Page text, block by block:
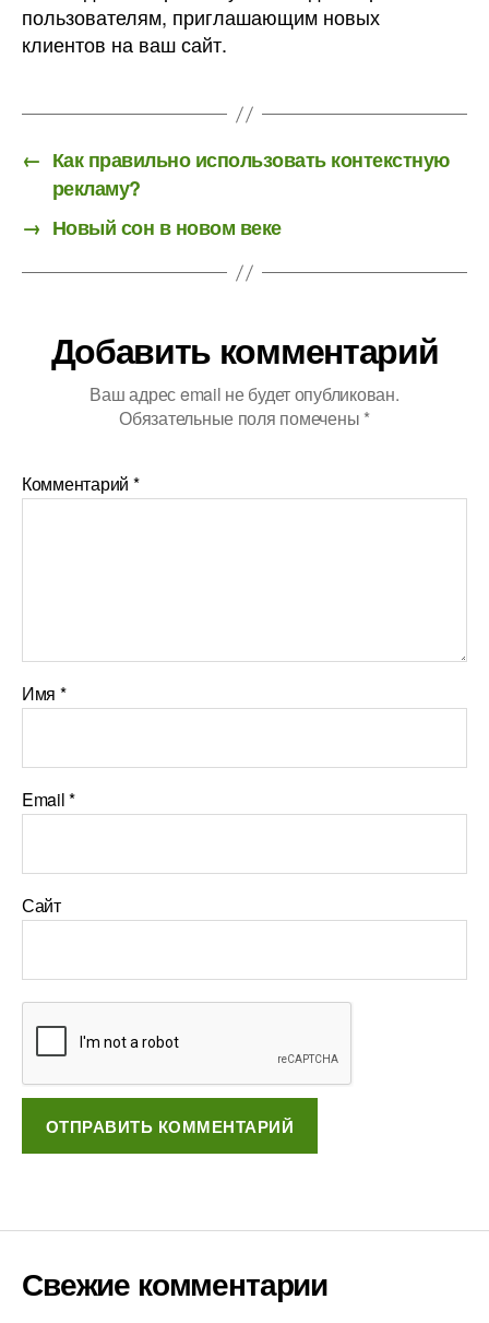
пользователям, приглашающим новых
клиентов на ваш сайт.
← Как правильно использовать контекстную
рекламу?
→ Новый сон в новом веке
Добавить комментарий
Ваш адрес email не будет опубликован.
Обязательные поля помечены *
Комментарий *
Имя *
Email*
Сайт
Свежие комментарии